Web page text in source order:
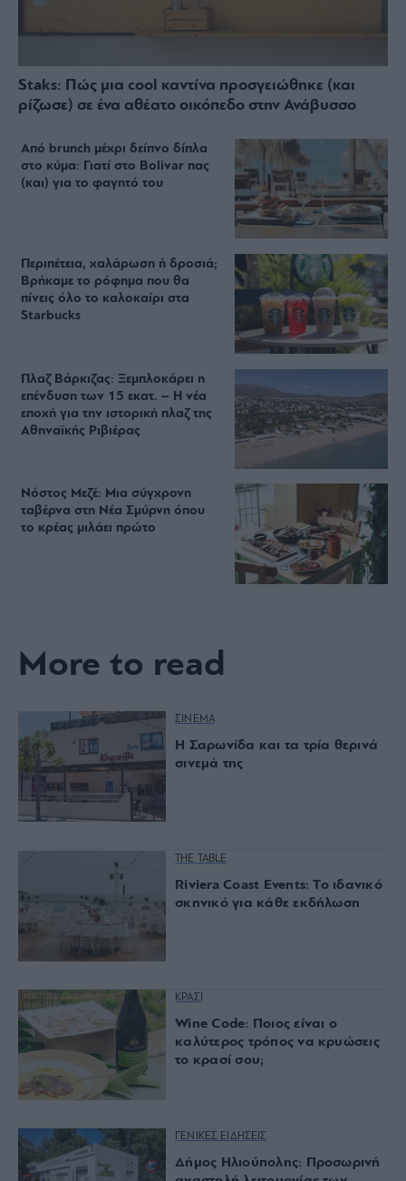
Staks: Πώς μια cool καντίνα προσγειώθηκε (και
ρίζωσε) σε ένα αθέατο οικόπεδο στην Ανάβυσσο
Από brunch μέχρι δείπνο δίπλα
στο κύμα: Γιατί στο Bolivar πας
(και) για το φαγητό του
Περιπέτεια, χαλάρωση ή δροσιά;
Βρήκαμε το ρόφημα που θα
πίνεις όλο το καλοκαίρι στα
Starbucks
Πλαζ Βάρκιζας: Ξεμπλοκάρει η
επένδυση των 15 εκατ. – Η νέα
εποχή για την ιστορική πλαζ της
Αθηναϊκής Ριβιέρας
Νόστος Μεζέ: Μια σύγχρονη
ταβέρνα στη Νέα Σμύρνη όπου
το κρέας μιλάει πρώτο
More to read
ΣΙΝΕΜΑ
Η Σαρωνίδα και τα τρία θερινά
σινεμά της
THE TABLE
Riviera Coast Events: Το ιδανικό
σκηνικό για κάθε εκδήλωση
ΚΡΑΣΙ
Wine Code: Ποιος είναι ο
καλύτερος τρόπος να κρυώσεις
το κρασί σου;
ΓΕΝΙΚΕΣ ΕΙΔΗΣΕΙΣ
Δήμος Ηλιούπολης: Προσωρινή